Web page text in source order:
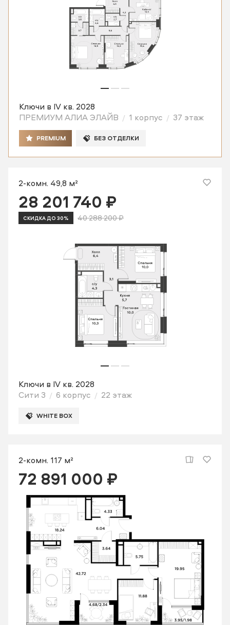
Ключи в IV кв. 2028
ПРЕМИУМ АЛИА ЭЛАЙВ
1 корпус 37 этаж
PREMIUM БЕЗ ОТДЕЛКИ
2-комн. 49,8 м²
28 201 740 ₽
СКИДКА ДО 30% 40 288 200 ₽
Ключи в IV кв. 2028
Сити 3
6 корпус 22 этаж
WHITE BOX
2-комн. 117 м²
72 891 000 ₽